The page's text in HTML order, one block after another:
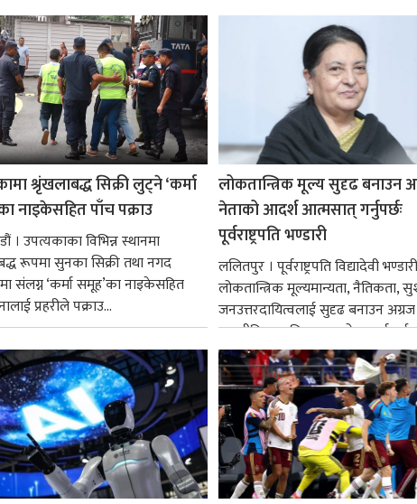
श्रृंखलाबद्ध सिक्री लुट्ने ‘कर्मा
नाइकेसहित पाँच पक्राउ
। उपत्यकाका विभिन्न स्थानमा
रूपमा सुनका सिक्री तथा नगद
संलग्न ‘कर्मा समूह’का नाइकेसहित
प्रहरीले पक्राउ...
लोकतान्त्रिक मूल्य सुदृढ बनाउन
नेताको आदर्श आत्मसात् गर्नुपर्छः
पूर्वराष्ट्रपति भण्डारी
ललितपुर । पूर्वराष्ट्रपति विद्यादेवी
लोकतान्त्रिक मूल्यमान्यता, नैतिकता,
जनउत्तरदायित्वलाई सुदृढ बनाउन अग्रज
राजनीतिक व्यक्तित्वहरूको
गर्न आवश्यक...